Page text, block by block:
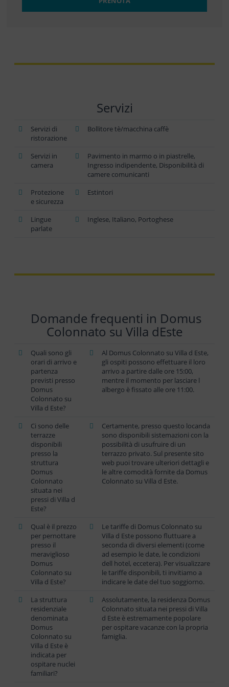
Servizi
Servizi di
ristorazione
Bollitore tè/macchina caffè
Servizi in
camera
Pavimento in marmo o in piastrelle,
Ingresso indipendente, Disponibilità di
camere comunicanti
Protezione
e sicurezza
Estintori
Lingue
parlate
Inglese, Italiano, Portoghese
Domande frequenti in Domus
Colonnato su Villa dEste
Quali sono gli
orari di arrivo e
partenza
previsti presso
Domus
Colonnato su
Villa d Este?
Al Domus Colonnato su Villa d Este,
gli ospiti possono effettuare il loro
arrivo a partire dalle ore 15:00,
mentre il momento per lasciare l
albergo è fissato alle ore 11:00.
Ci sono delle
terrazze
disponibili
presso la
struttura
Domus
Colonnato
situata nei
pressi di Villa d
Este?
Certamente, presso questo locanda
sono disponibili sistemazioni con la
possibilità di usufruire di un
terrazzo privato. Sul presente sito
web puoi trovare ulteriori dettagli e
le altre comodità fornite da Domus
Colonnato su Villa d Este.
Qual è il prezzo
per pernottare
presso il
meraviglioso
Domus
Colonnato su
Villa d Este?
Le tariffe di Domus Colonnato su
Villa d Este possono fluttuare a
seconda di diversi elementi (come
ad esempio le date, le condizioni
dell hotel, eccetera). Per visualizzare
le tariffe disponibili, ti invitiamo a
indicare le date del tuo soggiorno.
La struttura
residenziale
denominata
Domus
Colonnato su
Villa d Este è
indicata per
ospitare nuclei
familiari?
Assolutamente, la residenza Domus
Colonnato situata nei pressi di Villa
d Este è estremamente popolare
per ospitare vacanze con la propria
famiglia.